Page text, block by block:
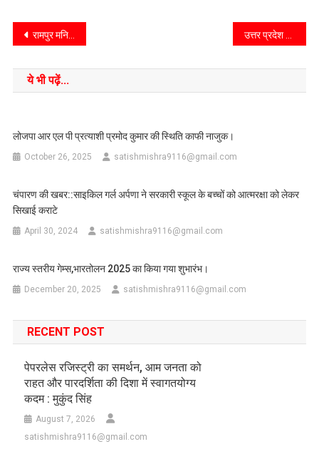
रामपुर मनिहारान/सहारनपुर/उप्र/डीएवी पब्लिक स्कूल में चाचा नेहरू के जन्म दिवस को बाल दिवस के रूप में मनाया गया। इस मौके पर आयोजित विभिन्न खेल प्रतियोगिताओं में बच्चों ने उत्साह पूर्वक भाग लिया। उत्तर प्रदेश सहारनपुर गंगोहबी.ए.एम.एस. प्रथम वर्ष के छात्र-छात्राओं के लिए आयुर्वेद अक्षरारम्भ 2025 कार्यक्रम का आयोजन
ये भी पढ़ें...
लोजपा आर एल पी प्रत्याशी प्रमोद कुमार की स्थिति काफी नाजुक।
October 26, 2025 satishmishra9116@gmail.com
चंपारण की खबर::साइकिल गर्ल अर्पणा ने सरकारी स्कूल के बच्चों को आत्मरक्षा को लेकर
सिखाई कराटे
April 30, 2024 satishmishra9116@gmail.com
राज्य स्तरीय गेम्स,भारतोलन 2025 का किया गया शुभारंभ।
December 20, 2025 satishmishra9116@gmail.com
RECENT POST
पेपरलेस रजिस्ट्री का समर्थन, आम जनता को
राहत और पारदर्शिता की दिशा में स्वागतयोग्य
कदम : मुकुंद सिंह
August 7, 2026
satishmishra9116@gmail.com